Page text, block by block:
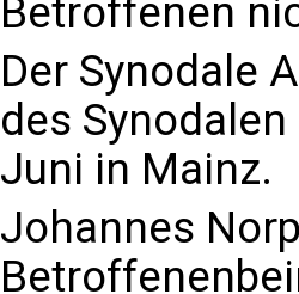
Betroffenen
Der Synodale
des
Juni in Mainz.
Johannes